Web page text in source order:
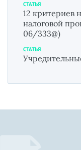
СТАТЬЯ
12 критериев
налоговой
06/333@)
СТАТЬЯ